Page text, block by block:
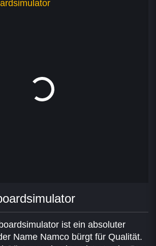
ist ein absoluter
Name Namco bürgt für Qualität.